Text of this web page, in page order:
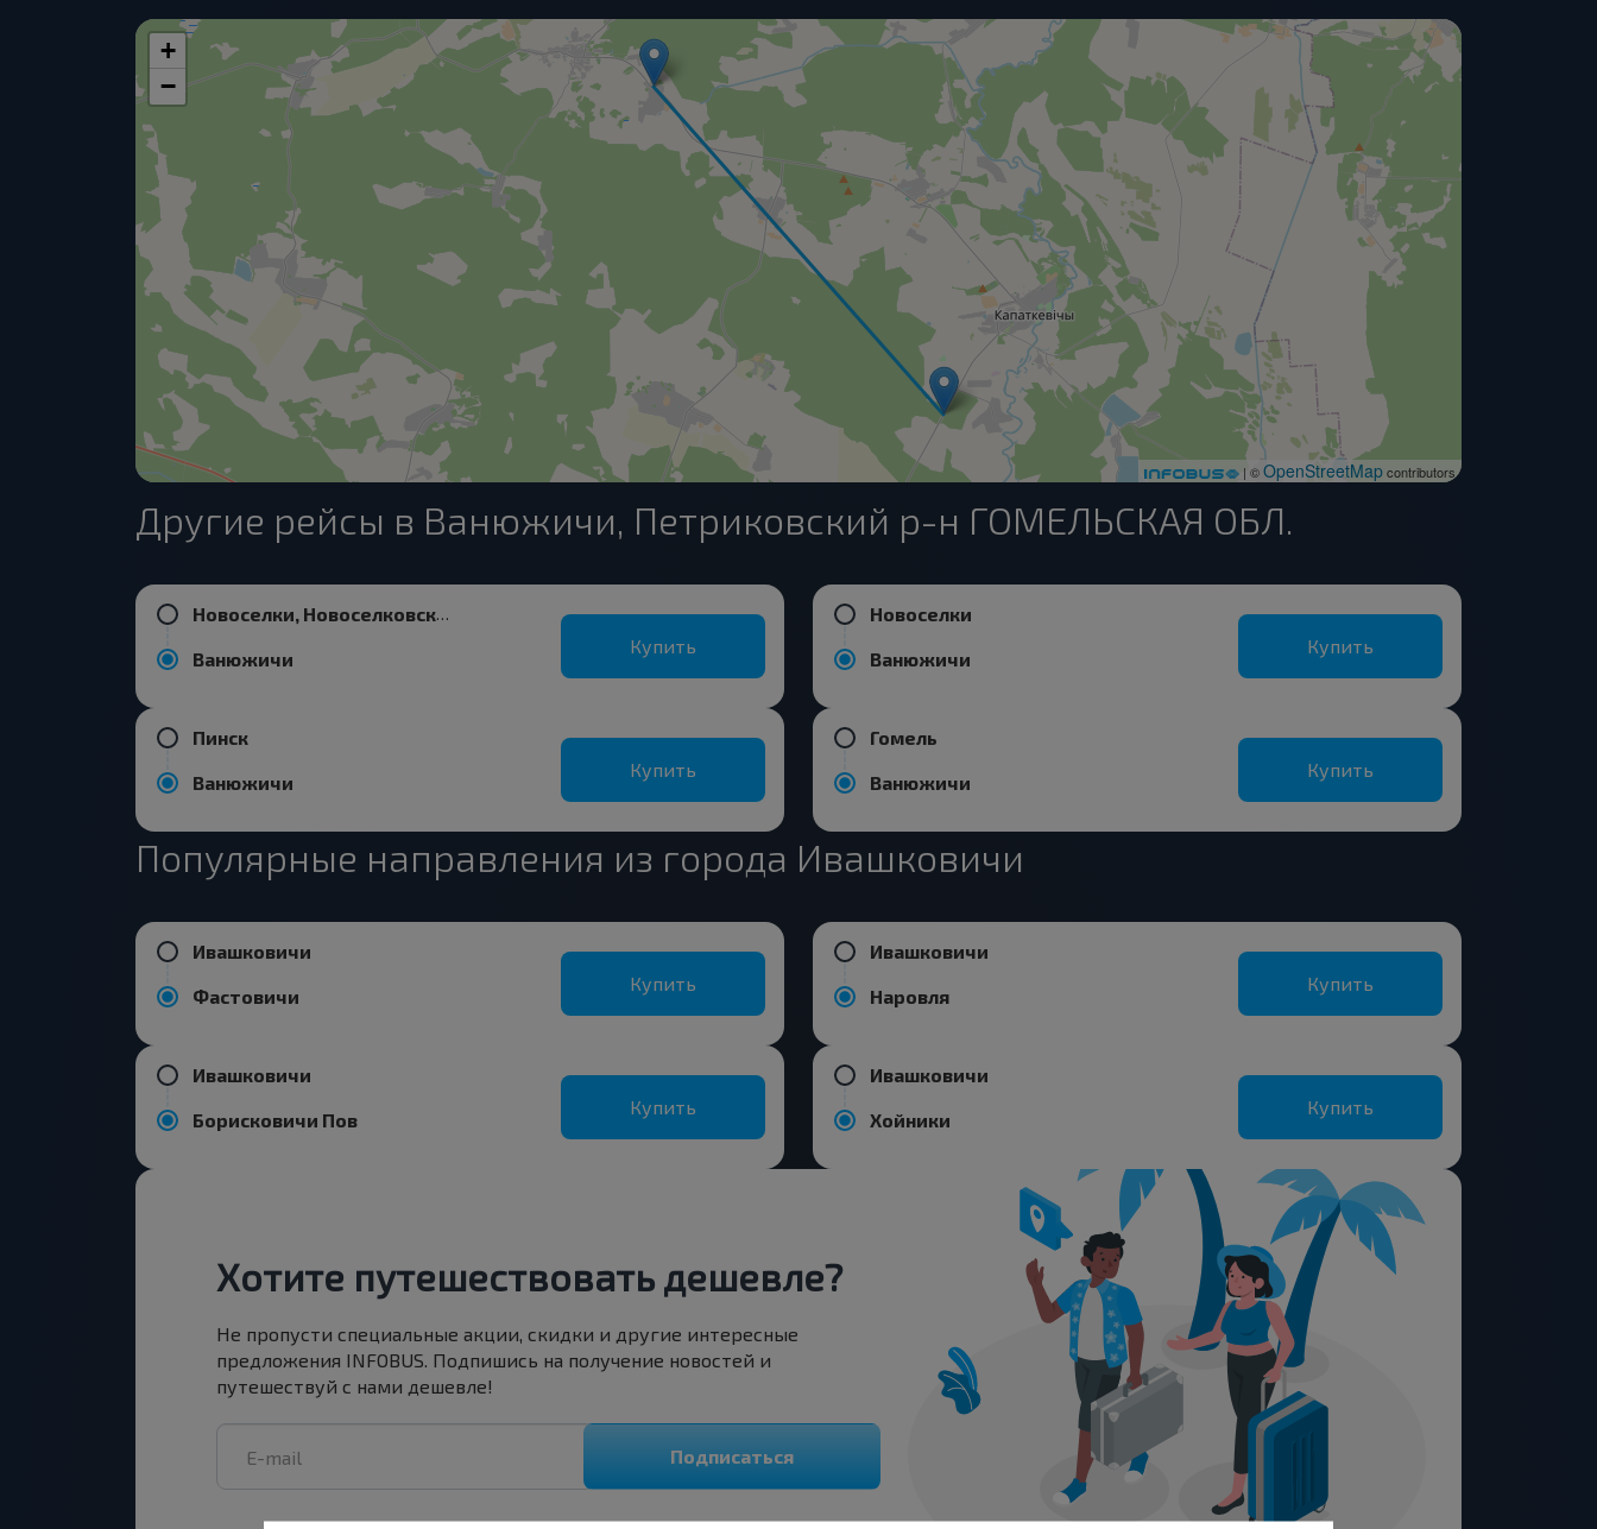
+
−
| ©OpenStreetMapcontributors
Другие рейсы в Ванюжичи, Петриковский р-н ГОМЕЛЬСКАЯ ОБЛ.
Новоселки, Новоселковский с/с Петриковский р-н ГОМЕЛЬСКАЯ ОБЛ. Беларусь
Ванюжичи
Купить
Пинск
Ванюжичи
Купить
Новоселки
Ванюжичи
Купить
Гомель
Ванюжичи
Купить
Популярные направления из города Ивашковичи
Ивашковичи
Фастовичи
Купить
Ивашковичи
Борисковичи Пов
Купить
Ивашковичи
Наровля
Купить
Ивашковичи
Хойники
Купить
Хотите путешествовать дешевле?
Не пропусти специальные акции, скидки и другие интересные
предложения INFOBUS. Подпишись на получение новостей и
путешествуй с нами дешевле!
Подписаться